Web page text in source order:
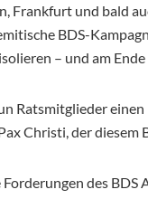
Frankfurt und bald
BDS-
– und am Ende
Ratsmitglieder
Christi, der diesem
Forderungen des